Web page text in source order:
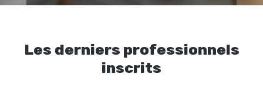
Les derniers professionnels
inscrits